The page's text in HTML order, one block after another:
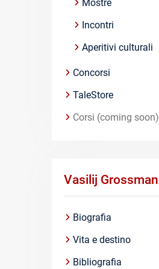
Mostre
Incontri
Aperitivi culturali
Concorsi
TaleStore
Corsi (coming soon)
Vasilij Grossman
Biografia
Vita e destino
Bibliografia